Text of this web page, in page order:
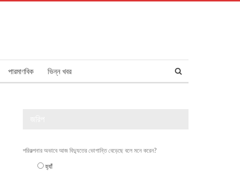
পারমাণবিক ভিন্ন খবর
পরিকল্পনার অভাবে আজ বিদ্যুতের ভোগান্তি বেড়েছে বলে মনে করেন?
হ্যাঁ